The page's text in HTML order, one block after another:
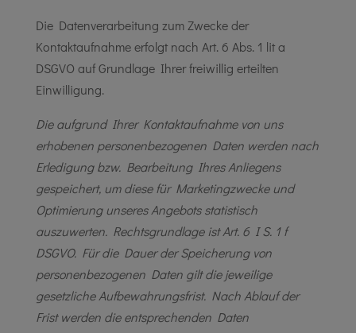
Die Datenverarbeitung zum Zwecke der
Kontaktaufnahme erfolgt nach Art. 6 Abs. 1 lit a
DSGVO auf Grundlage Ihrer freiwillig erteilten
Einwilligung.
Die aufgrund Ihrer Kontaktaufnahme von uns
erhobenen personenbezogenen Daten werden nach
Erledigung bzw. Bearbeitung Ihres Anliegens
gespeichert, um diese für Marketingzwecke und
Optimierung unseres Angebots statistisch
auszuwerten. Rechtsgrundlage ist Art. 6 I S. 1 f
DSGVO. Für die Dauer der Speicherung von
personenbezogenen Daten gilt die jeweilige
gesetzliche Aufbewahrungsfrist. Nach Ablauf der
Frist werden die entsprechenden Daten